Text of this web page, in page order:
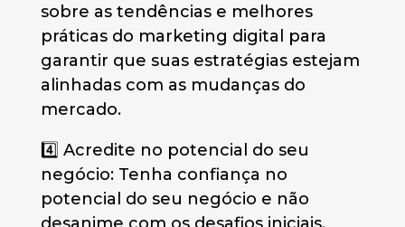
sobre as tendências e melhores
práticas do marketing digital para
garantir que suas estratégias estejam
alinhadas com as mudanças do
mercado.
4️⃣ Acredite no potencial do seu
negócio: Tenha confiança no
potencial do seu negócio e não